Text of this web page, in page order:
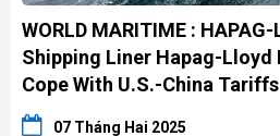
WORLD MARITIME :
Shipping Liner Hapag-Lloyd
Cope With U.S.-China Tariffs
07 Tháng Hai 2025